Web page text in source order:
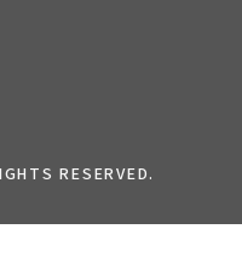
RESERVED.